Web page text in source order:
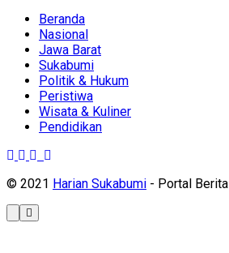
Beranda
Nasional
Jawa Barat
Sukabumi
Politik & Hukum
Peristiwa
Wisata & Kuliner
Pendidikan
© 2021 Harian Sukabumi - Portal Berita